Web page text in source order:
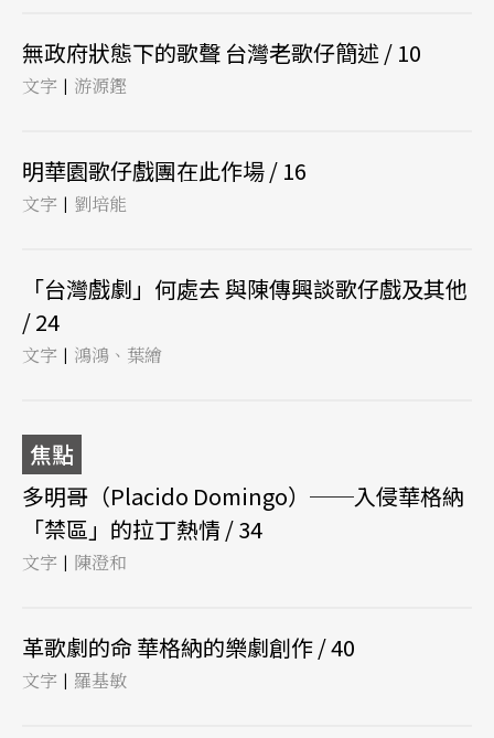
無政府狀態下的歌聲 台灣老歌仔簡述 / 10
文字 | 游源鏗
明華園歌仔戲團在此作場 / 16
文字 | 劉培能
「台灣戲劇」何處去 與陳傳興談歌仔戲及其他
/ 24
文字 | 鴻鴻、葉繪
焦點
多明哥（Placido Domingo）──入侵華格納
「禁區」的拉丁熱情 / 34
文字 | 陳澄和
革歌劇的命 華格納的樂劇創作 / 40
文字 | 羅基敏